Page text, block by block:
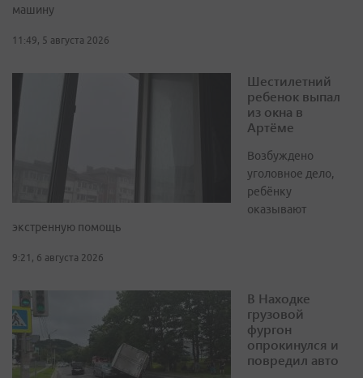
машину
11:49, 5 августа 2026
Шестилетний
ребенок выпал
из окна в
Артёме
Возбуждено
уголовное дело,
ребёнку
оказывают
экстренную помощь
9:21, 6 августа 2026
В Находке
грузовой
фургон
опрокинулся и
повредил авто